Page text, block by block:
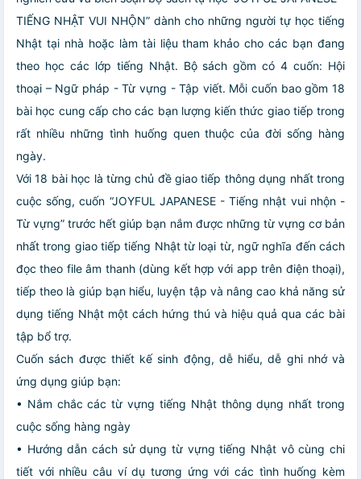
TIẾNG NHẬT VUI NHỘN” dành cho những người tự học tiếng
Nhật tại nhà hoặc làm tài liệu tham khảo cho các bạn đang
theo học các lớp tiếng Nhật. Bộ sách gồm có 4 cuốn: Hội
thoại – Ngữ pháp - Từ vựng - Tập viết. Mỗi cuốn bao gồm 18
bài học cung cấp cho các bạn lượng kiến thức giao tiếp trong
rất nhiều những tình huống quen thuộc của đời sống hàng
ngày.
Với 18 bài học là từng chủ đề giao tiếp thông dụng nhất trong
cuộc sống, cuốn “JOYFUL JAPANESE - Tiếng nhật vui nhộn -
Từ vựng” trước hết giúp bạn nắm được những từ vựng cơ bản
nhất trong giao tiếp tiếng Nhật từ loại từ, ngữ nghĩa đến cách
đọc theo file âm thanh (dùng kết hợp với app trên điện thoại),
tiếp theo là giúp bạn hiểu, luyện tập và nâng cao khả năng sử
dụng tiếng Nhật một cách hứng thú và hiệu quả qua các bài
tập bổ trợ.
Cuốn sách được thiết kế sinh động, dễ hiểu, dễ ghi nhớ và
ứng dụng giúp bạn:
• Nắm chắc các từ vựng tiếng Nhật thông dụng nhất trong
cuộc sống hàng ngày
• Hướng dẫn cách sử dụng từ vựng tiếng Nhật vô cùng chi
tiết với nhiều câu ví dụ tương ứng với các tình huống kèm